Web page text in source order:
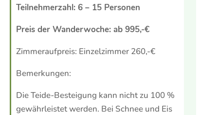
Teilnehmerzahl: 6 – 15 Personen
Preis der Wanderwoche: ab 995,-€
Zimmeraufpreis: Einzelzimmer 260,-€
Bemerkungen:
Die Teide-Besteigung kann nicht zu 100 %
gewährleistet werden. Bei Schnee und Eis